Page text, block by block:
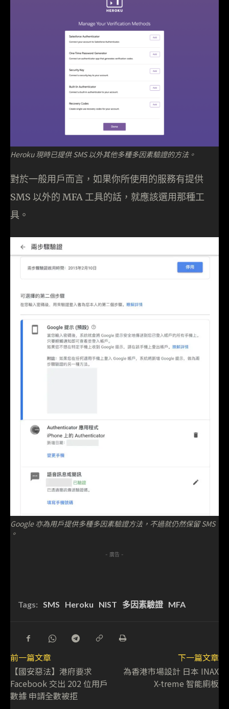
Heroku 現時已提供 SMS 以外其他多種多因素驗證的方法。
對於一般用戶而言，如果你所使用的服務有提供
SMS 以外的 MFA 工具的話，就應該選用那種工
具。
Google 亦為用戶提供多種多因素驗證方法，不過就仍然保留 SMS
。
- 廣告 -
Tags: SMS Heroku NIST 多因素驗證 MFA
前一篇文章
【國安惡法】港府要求
Facebook 交出 202 位用戶
數據 申請全數被拒
下一篇文章
為香港市場設計 日本 INAX
X-treme 智能廁板